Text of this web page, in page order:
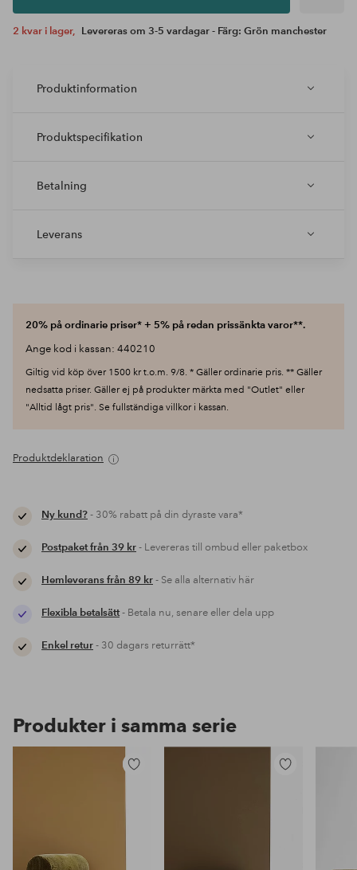
2 kvar i lager, Levereras om 3-5 vardagar - Färg: Grön manchester
Produktinformation
Produktspecifikation
Betalning
Leverans
20% på ordinarie priser* + 5% på redan prissänkta varor**.
Ange kod i kassan: 440210
Giltig vid köp över 1500 kr t.o.m. 9/8. * Gäller ordinarie pris. ** Gäller
nedsatta priser. Gäller ej på produkter märkta med "Outlet" eller
"Alltid lågt pris". Se fullständiga villkor i kassan.
Produktdeklaration
Ny kund?- 30% rabatt på din dyraste vara*
Postpaket från 39 kr- Levereras till ombud eller paketbox
Hemleverans från 89 kr- Se alla alternativ här
Flexibla betalsätt- Betala nu, senare eller dela upp
Enkel retur- 30 dagars returrätt*
Produkter i samma serie